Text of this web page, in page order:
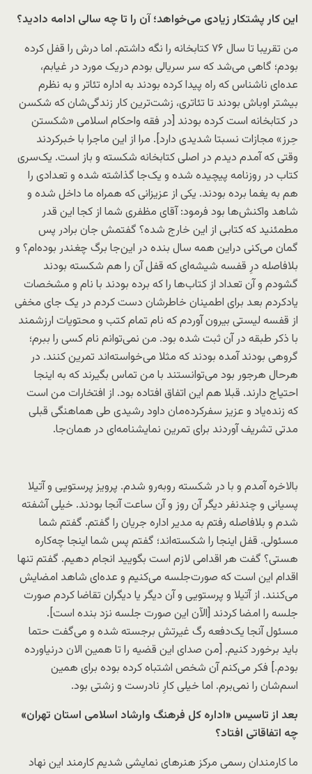
این کار پشتکار زیادی می‌خواهد؛ آن را تا چه سالی ادامه دادید؟
من تقریبا تا سال ۷۶ کتابخانه را نگه داشتم. اما درش را قفل کرده
بودم؛ گاهی می‌شد که سر سریالی بودم دریک مورد در غیابم،
عده‌ای ناشناس که راه پیدا کرده بودند به اداره تئاتر و به نظرم
بیشتر اوباش بودند تا تئاتری، زشت‌ترین کار زندگی‌شان که شکسن
در کتابخانه است کرده بودند [در فقه واحکام اسلامی «شکستن
حِرز» مجازات نسبتا شدیدی دارد]. مرا از این ماجرا با خبرکردند
وقتی که آمدم دیدم در اصلی کتابخانه شکسته و باز است. یک‌سری
کتاب در روزنامه پیچیده شده و یک‌جا گذاشته شده و تعدادی را
هم به یغما برده بودند. یکی از عزیزانی که همراه ما داخل شده و
شاهد واکنش‌ها بود فرمود: آقای مظفری شما از کجا این قدر
مطمئنید که کتابی از این خارج شده؟ گفتمش جان برادر پس
گمان می‌کنی دراین همه سال بنده در این‌جا برگ چغندر بوده‌ام؟ و
بلافاصله درِ قفسه شیشه‌ای که قفل آن را هم شکسته بودند
گشودم و آن تعداد از کتاب‌ها را که برده بودند با نام و مشخصات
یادکردم بعد برای اطمینان خاطرشان دست کردم در یک جای مخفی
از قفسه لیستی بیرون آوردم که نام تمام کتب و محتویات ارزشمند
با ذکر طبقه در آن ثبت شده بود. من نمی‌توانم نام کسی را ببرم؛
گروهی بودند آمده بودند که مثلا می‌خواسته‌اند تمرین کنند. در
هرحال هرجور بود می‌توانستند با من تماس بگیرند که به اینجا
احتیاج دارند. قبلا هم این اتفاق افتاده بود. از افتخارات من است
که زنده‌یاد و عزیز سفرکرده‌مان داود رشیدی طی هماهنگی قبلی
مدتی تشریف آوردند برای تمرین نمایشنامه‌ای در همان‌جا.
بالاخره آمدم و با در شکسته روبه‌رو شدم. پرویز پرستویی و آتیلا
پسیانی و چندنفر دیگر آن روز و آن ساعت آنجا بودند. خیلی آشفته
شدم و بلافاصله رفتم به مدیر اداره جریان را گفتم. گفتم شما
مسئولی. قفل اینجا را شکسته‌اند؛ گفتم پس شما اینجا چه‌کاره
هستی؟ گفت هر اقدامی لازم است بگویید انجام دهیم. گفتم تنها
اقدام این است که صورت‌جلسه می‌کنیم و عده‌ای شاهد امضایش
می‌کنند. از آتیلا و پرستویی و آن دیگر یا دیگران تقاضا کردم صورت
جلسه را امضا کردند [الآن این صورت جلسه نزد بنده است].
مسئول آنجا یک‌دفعه رگ غیرتش برجسته شده و می‌گفت حتما
باید برخورد کنیم. [من صدای این قضیه را تا همین الان درنیاورده
بودم.] فکر می‌کنم آن شخص اشتباه کرده بوده برای همین
اسم‌شان را نمی‌برم. اما خیلی کارِ نادرست و زشتی بود.
بعد از تاسیس «اداره کل فرهنگ وارشاد اسلامی استان تهران»
چه اتفاقاتی افتاد؟
ما کارمندان رسمی مرکز هنرهای نمایشی شدیم کارمند این نهاد